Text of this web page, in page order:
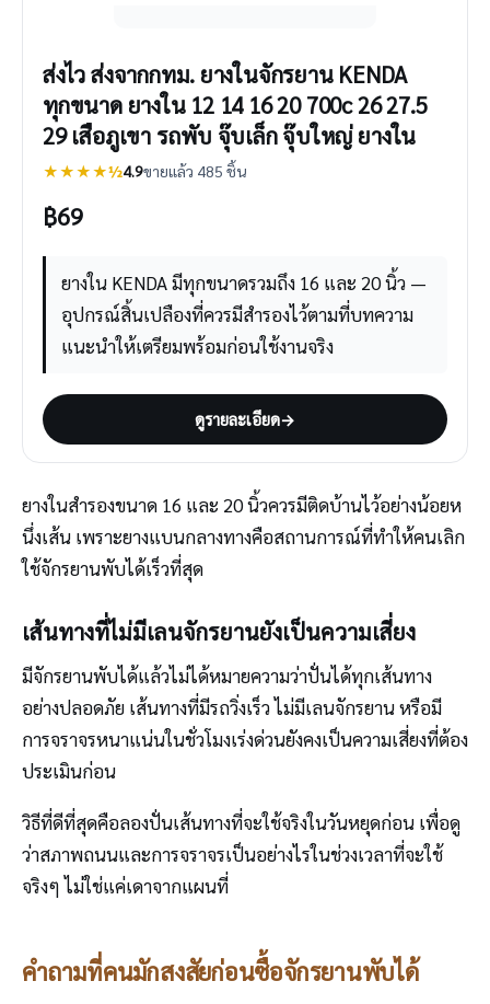
ส่งไว ส่งจากกทม. ยางในจักรยาน KENDA
ทุกขนาด ยางใน 12 14 16 20 700c 26 27.5
29 เสือภูเขา รถพับ จุ๊บเล็ก จุ๊บใหญ่ ยางใน
★★★★½4.9ขายแล้ว 485 ชิ้น
฿69
ยางใน KENDA มีทุกขนาดรวมถึง 16 และ 20 นิ้ว —
อุปกรณ์สิ้นเปลืองที่ควรมีสำรองไว้ตามที่บทความ
แนะนำให้เตรียมพร้อมก่อนใช้งานจริง
ดูรายละเอียด→
ยางในสำรองขนาด 16 และ 20 นิ้วควรมีติดบ้านไว้อย่างน้อยห
นึ่งเส้น เพราะยางแบนกลางทางคือสถานการณ์ที่ทำให้คนเลิก
ใช้จักรยานพับได้เร็วที่สุด
เส้นทางที่ไม่มีเลนจักรยานยังเป็นความเสี่ยง
มีจักรยานพับได้แล้วไม่ได้หมายความว่าปั่นได้ทุกเส้นทาง
อย่างปลอดภัย เส้นทางที่มีรถวิ่งเร็ว ไม่มีเลนจักรยาน หรือมี
การจราจรหนาแน่นในชั่วโมงเร่งด่วนยังคงเป็นความเสี่ยงที่ต้อง
ประเมินก่อน
วิธีที่ดีที่สุดคือลองปั่นเส้นทางที่จะใช้จริงในวันหยุดก่อน เพื่อดู
ว่าสภาพถนนและการจราจรเป็นอย่างไรในช่วงเวลาที่จะใช้
จริงๆ ไม่ใช่แค่เดาจากแผนที่
คำถามที่คนมักสงสัยก่อนซื้อจักรยานพับได้